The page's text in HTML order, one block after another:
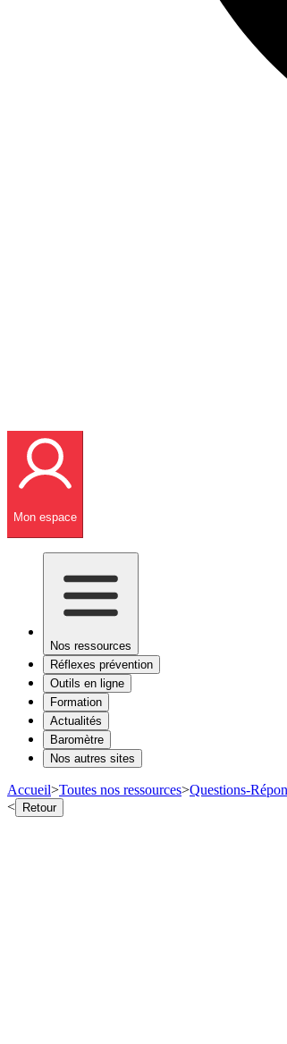
Mon espace
Nos ressources
Réflexes prévention
Outils en ligne
Formation
Actualités
Baromètre
Nos autres sites
Accueil>Toutes nos ressources>Questions-
< Retour